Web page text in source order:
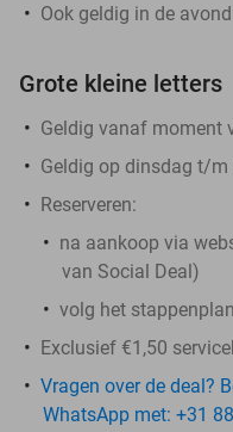
Ook geldig in de
Grote kleine letters
Geldig vanaf moment
Geldig op dinsdag t/m
Reserveren:
na aankoop via
van Social Deal)
volg het
Exclusief €1,50
Vragen over de deal?
WhatsApp met: +31